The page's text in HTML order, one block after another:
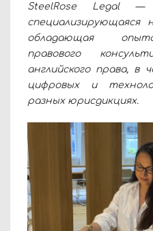
SteelRose Legal —
специализирующаяся
обладающая
правового
английского права, в
цифровых и
разных юрисдикциях.